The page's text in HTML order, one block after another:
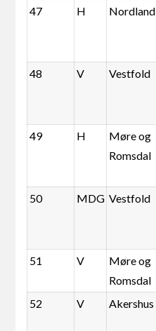
47
H Nordland
48
V Vestfold
49
H
Møre og
Romsdal
50
MDG Vestfold
51
V
Møre og
Romsdal
52 V Akershus